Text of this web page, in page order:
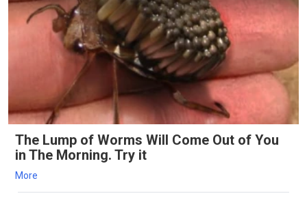
The Lump of Worms Will Come Out of You
in The Morning. Try it
More